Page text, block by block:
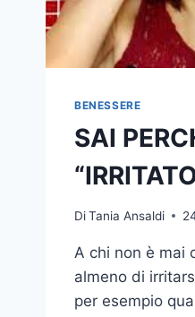
BENESSERE
SAI
DiTania Ansaldi
A chi non è mai
almeno di
per esempio